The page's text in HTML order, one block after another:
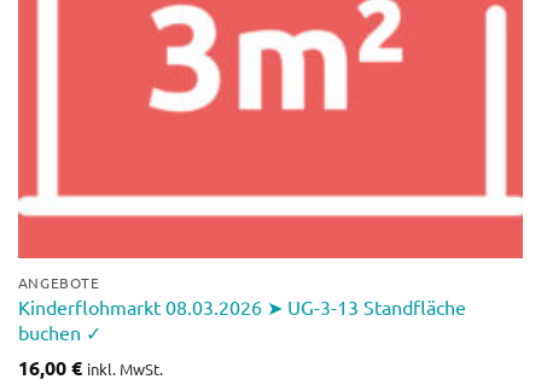
ANGEBOTE
Kinderflohmarkt 08.03.2026 ➤ UG-3-13 Standfläche
buchen ✓
16,00€ inkl. MwSt.